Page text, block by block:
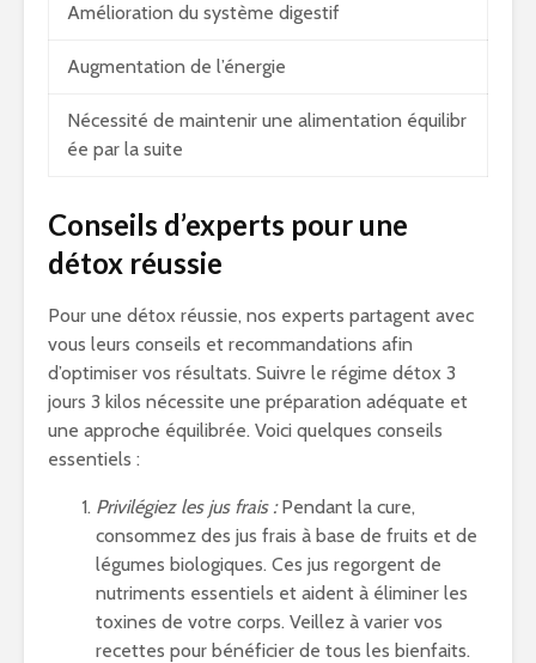
Amélioration du système digestif
Augmentation de l’énergie
Nécessité de maintenir une alimentation équilibr
ée par la suite
Conseils d’experts pour une
détox réussie
Pour une détox réussie, nos experts partagent avec
vous leurs conseils et recommandations afin
d’optimiser vos résultats. Suivre le régime détox 3
jours 3 kilos nécessite une préparation adéquate et
une approche équilibrée. Voici quelques conseils
essentiels :
Privilégiez les jus frais :Pendant la cure,
consommez des jus frais à base de fruits et de
légumes biologiques. Ces jus regorgent de
nutriments essentiels et aident à éliminer les
toxines de votre corps. Veillez à varier vos
recettes pour bénéficier de tous les bienfaits.